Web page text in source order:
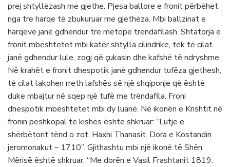
prej shtyllëzash me gjethe. Pjesa ballore e fronit përbëhet
nga tre harqe të zbukuruar me gjethëza. Mbi ballzinat e
harqeve janë gdhendur tre metope trëndafilash. Shtatorja e
fronit mbështetet mbi katër shtylla cilindrike, tek të cilat
janë gdhendur lule, zogj që çukasin dhe kafshë të ndryshme.
Në krahët e fronit dhespotik janë gdhendur tufëza gjethesh,
të cilat lakohen rreth lafshës së një shqiponje që është
duke mbajtur në sqep një tufë me trëndafila. Froni
dhespotik mbështetet mbi dy luanë. Në ikonën e Krishtit në
fronin peshkopal të kishës është shkruar: “Lutje e
shërbëtorit tënd o zot, Haxhi Thanasit. Dora e Kostandin
jeromonakut – 1710”. Gjithashtu mbi një ikonë të Shën
Mërisë është shkruar: “Me dorën e Vasil Frashtanit 1819.